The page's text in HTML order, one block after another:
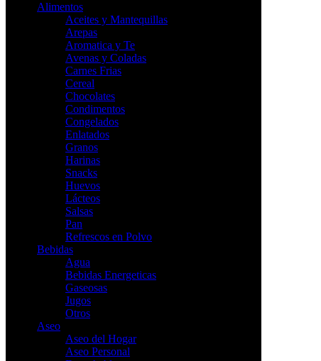
Alimentos
Aceites y Mantequillas
Arepas
Aromatica y Te
Avenas y Coladas
Carnes Frias
Cereal
Chocolates
Condimentos
Congelados
Enlatados
Granos
Harinas
Snacks
Huevos
Lácteos
Salsas
Pan
Refrescos en Polvo
Bebidas
Agua
Bebidas Energeticas
Gaseosas
Jugos
Otros
Aseo
Aseo del Hogar
Aseo Personal